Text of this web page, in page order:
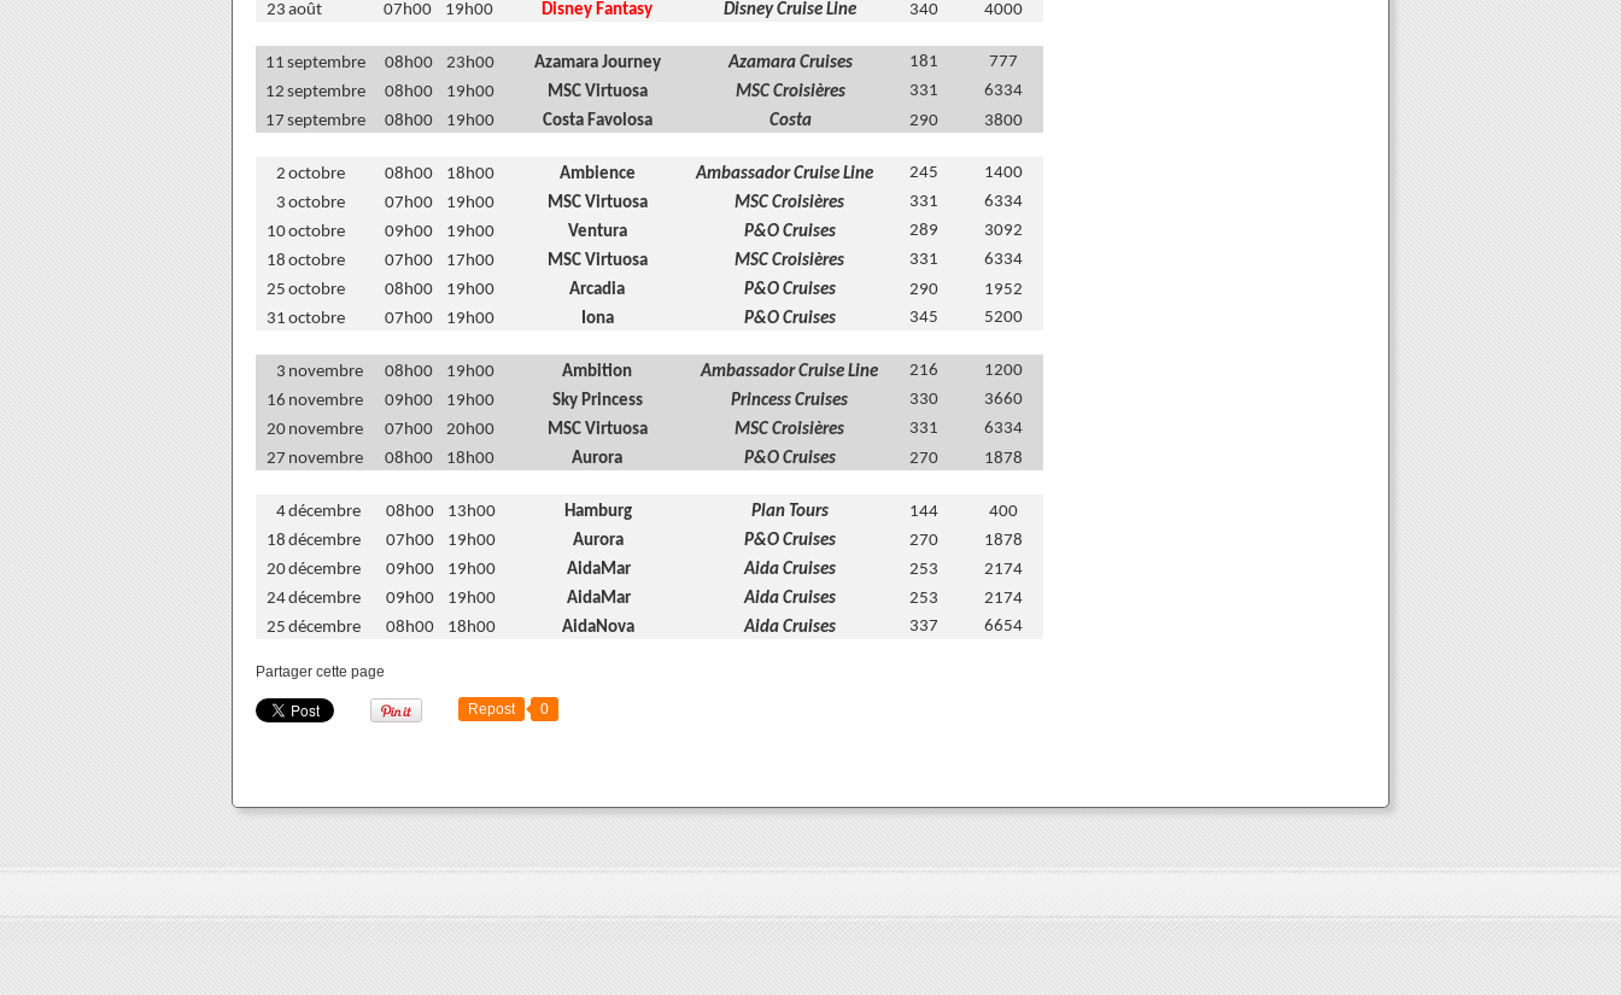
23 août 07h00 19h00 Disney Fantasy Disney Cruise Line 340 4000
11 septembre 08h00 23h00 Azamara Journey Azamara Cruises 181
777
12 septembre 08h00 19h00 MSC Virtuosa MSC Croisières 331
6334
17 septembre 08h00 19h00 Costa Favolosa Costa 290 3800
2 octobre 08h00 18h00 Ambience Ambassador Cruise Line 245
1400
3 octobre 07h00 19h00 MSC Virtuosa MSC Croisières 331
6334
10octobre 09h00 19h00 Ventura P&O Cruises 289
3092
18 octobre 07h00 17h00 MSC Virtuosa MSC Croisières 331
6334
25 octobre 08h00 19h00 Arcadia P&O Cruises 290
1952
31 octobre 07h00 19h00 Iona P&O Cruises 345 5200
3 novembre 08h00 19h00 Ambition Ambassador Cruise Line 216
1200
16 novembre 09h00 19h00 Sky Princess Princess Cruises 330
3660
20 novembre 07h00 20h00 MSC Virtuosa MSC Croisières 331
6334
27 novembre 08h00 18h00 Aurora P&O Cruises 270 1878
4décembre 08h00 13h00 Hamburg Plan Tours 144
400
18 décembre 07h00 19h00 Aurora P&O Cruises 270
1878
20décembre 09h00 19h00 AidaMar Aida Cruises 253
2174
24décembre 09h00 19h00 AidaMar Aida Cruises 253
2174
25 décembre 08h00 18h00 AidaNova Aida Cruises 337 6654
Partager cette page
Repost 0